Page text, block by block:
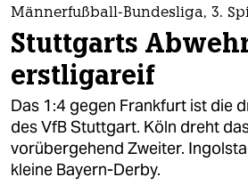
themen
politik
öko
gesellschaft
kultur
Männerfußball-Bundesliga, 3.
Stuttgarts
erstligareif
Das 1:4 gegen Frankfurt ist die
des VfB Stuttgart. Köln dreht
vorübergehend Zweiter.
kleine Bayern-Derby.